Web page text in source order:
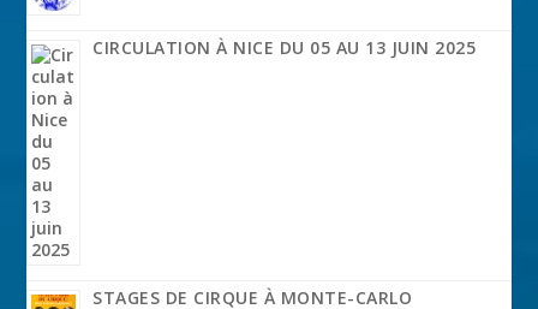
CIRCULATION À NICE DU 05 AU 13 JUIN 2025
STAGES DE CIRQUE À MONTE-CARLO